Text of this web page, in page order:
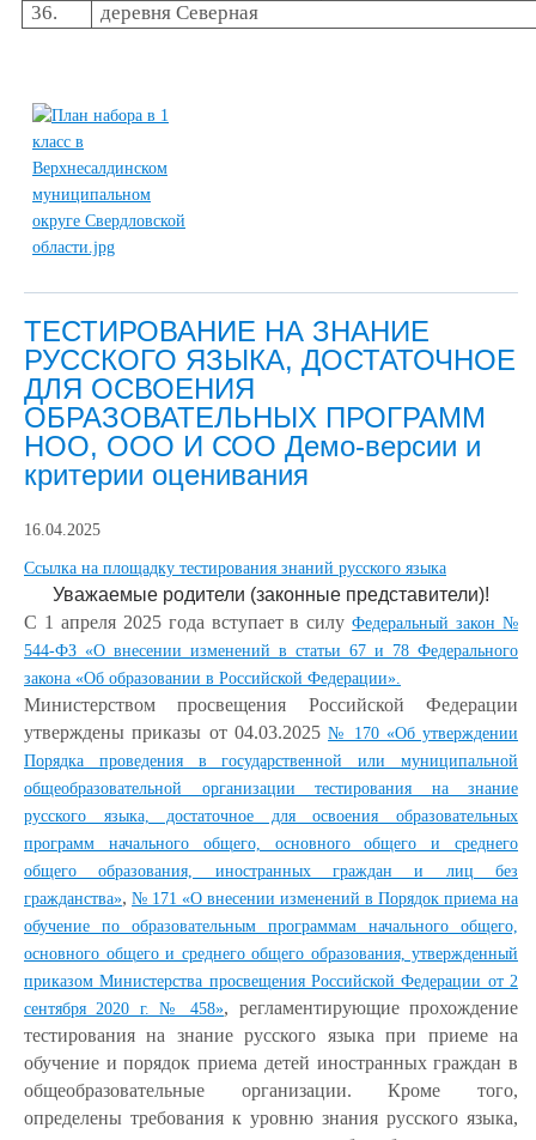
36.
деревня Северная
ТЕСТИРОВАНИЕ НА ЗНАНИЕ
РУССКОГО ЯЗЫКА, ДОСТАТОЧНОЕ
ДЛЯ ОСВОЕНИЯ
ОБРАЗОВАТЕЛЬНЫХ ПРОГРАММ
НОО, ООО И СОО Демо-версии и
критерии оценивания
16.04.2025
Ссылка на площадку тестирования знаний русского языка
Уважаемые родители (законные представители)!
С 1 апреля 2025 года вступает в силуФедеральный закон №
544-ФЗ «О внесении изменений в статьи 67 и 78 Федерального
закона «Об образовании в Российской Федерации».
Министерством просвещения Российской Федерации
утверждены приказы от 04.03.2025 № 170 «Об утверждении
Порядка проведения в государственной или муниципальной
общеобразовательной организации тестирования на знание
русского языка, достаточное для освоения образовательных
программ начального общего, основного общего и среднего
общего образования, иностранных граждан и лиц без
гражданства», № 171 «О внесении изменений в Порядок приема на
обучение по образовательным программам начального общего,
основного общего и среднего общего образования, утвержденный
приказом Министерства просвещения Российской Федерации от 2
сентября 2020 г. № 458», регламентирующие прохождение
тестирования на знание русского языка при приеме на
обучение и порядок приема детей иностранных граждан в
общеобразовательные организации. Кроме того,
определены требования к уровню знания русского языка,